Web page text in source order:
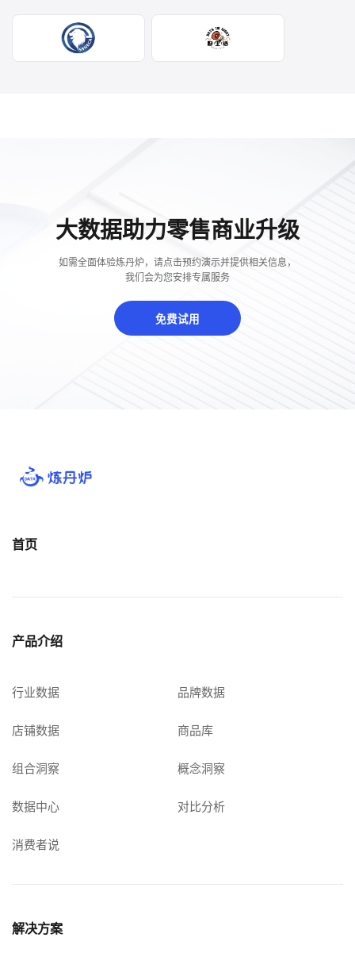
大数据助力零售商业升级
如需全面体验炼丹炉，请点击预约演示并提供相关信息，
我们会为您安排专属服务
免费试用
首页
产品介绍
行业数据 品牌数据
店铺数据 商品库
组合洞察 概念洞察
数据中心 对比分析
消费者说
解决方案